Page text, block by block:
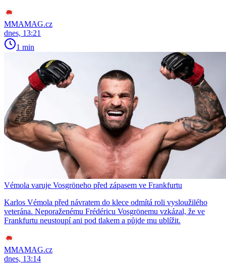
MMAMAG.cz
dnes, 13:21
1 min
Vémola varuje Vosgröneho před zápasem ve Frankfurtu
Karlos Vémola před návratem do klece odmítá roli vysloužilého
veterána. Neporaženému Frédéricu Vosgrönemu vzkázal, že ve
Frankfurtu neustoupí ani pod tlakem a půjde mu ublížit.
MMAMAG.cz
dnes, 13:14